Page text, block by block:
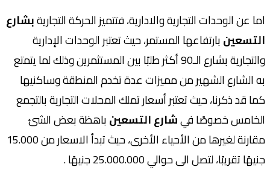
اما عن الوحدات التجارية والادارية، فتتميزالحركة التجاريةبشارع
التسعينبارتفاعها المستمر،حيث تعتبر الوحدات الإدارية
والتجارية بشارع الـ90 أكثر طلبًا بين المستثمرين وذلك لما يتمتع
به الشارع الشهير من مميزات عدة تخدم المنطقة وساكنيها
كما قد ذكرنا، حيثتعتبر أسعار تملك المحلات التجارية بالتجمع
الخامس خصوصًا فيشارع التسعينباهظة بعض الشئ
مقارنة لغيرها من الأحياء الأخرى، حيث تبدأ الاسعار من 15.000
جنيهًا تقريبًا، لتصل الى حوالي 25.000.000 جنيهًا .